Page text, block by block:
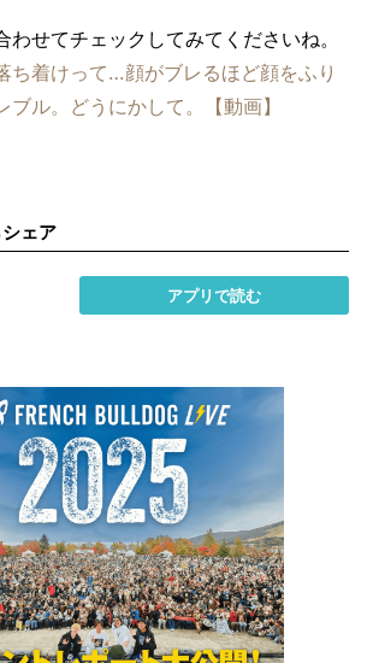
わせてチェックしてみてくださいね。
ち着けって…顔がブレるほど顔をふり
ブル。どうにかして。【動画】
ェア
アプリで読む